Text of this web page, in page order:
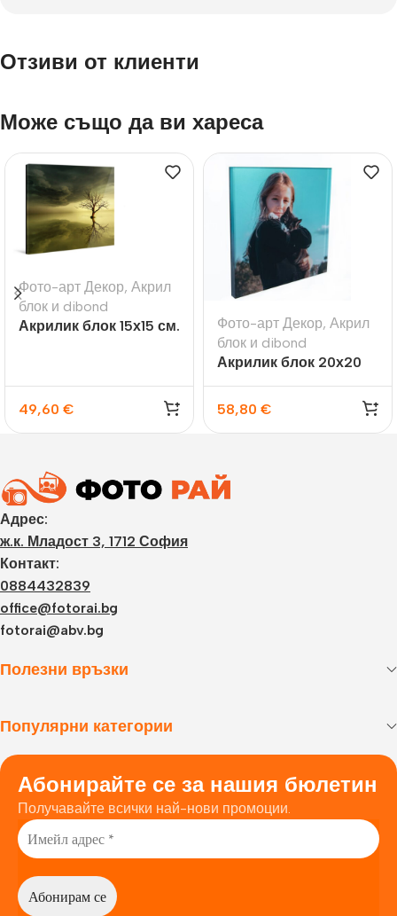
Отзиви от клиенти
Може също да ви хареса
Фото-арт Декор, Акрил
блок и dibond
Акрилик блок 15х15 см.
49,60 €
Фото-арт Декор, Акрил
блок и dibond
Акрилик блок 20х20
см. /13 мм./
58,80 €
Адрес:
ж.к. Младост 3, 1712 София
Контакт:
0884432839
office@fotorai.bg
fotorai@abv.bg
Полезни връзки
Популярни категории
Абонирайте се за нашия бюлетин
Получавайте всички най-нови промоции.